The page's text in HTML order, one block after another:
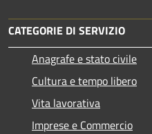
CATEGORIE DI SERVIZIO
Anagrafe e stato civile
Cultura e tempo libero
Vita lavorativa
Imprese e Commercio